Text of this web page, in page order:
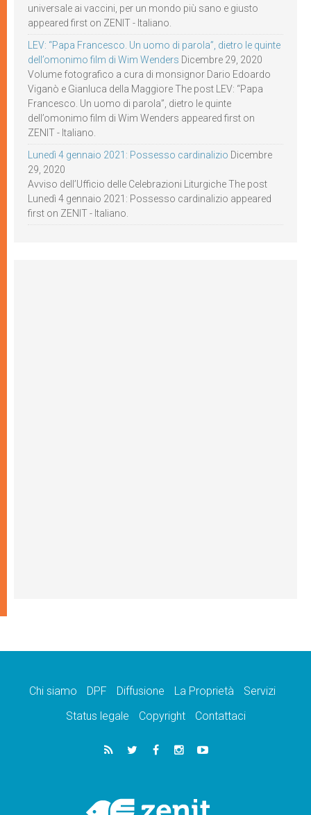
universale ai vaccini, per un mondo più sano e giusto
appeared first on ZENIT - Italiano.
LEV: “Papa Francesco. Un uomo di parola”, dietro le quinte
dell’omonimo film di Wim Wenders Dicembre 29, 2020
Volume fotografico a cura di monsignor Dario Edoardo
Viganò e Gianluca della Maggiore The post LEV: “Papa
Francesco. Un uomo di parola”, dietro le quinte
dell’omonimo film di Wim Wenders appeared first on
ZENIT - Italiano.
Lunedì 4 gennaio 2021: Possesso cardinalizio Dicembre
29, 2020
Avviso dell’Ufficio delle Celebrazioni Liturgiche The post
Lunedì 4 gennaio 2021: Possesso cardinalizio appeared
first on ZENIT - Italiano.
Chi siamo DPF Diffusione La Proprietà
Servizi
Status legale
Copyright Contattaci